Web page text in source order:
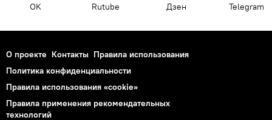
OK Rutube Дзен Telegram
О проекте Контакты Правила использования
Политика конфиденциальности
Правила использования «cookie»
Правила применения рекомендательных
технологий